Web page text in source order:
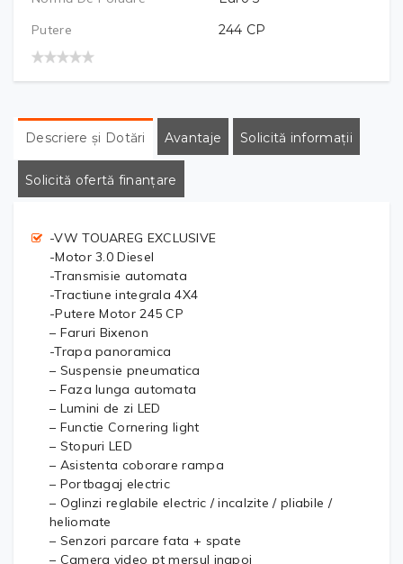
Putere
244 CP
Descriere și Dotări Avantaje Solicită informații
Solicită ofertă finanțare
-VW TOUAREG EXCLUSIVE
-Motor 3.0 Diesel
-Transmisie automata
-Tractiune integrala 4X4
-Putere Motor 245 CP
– Faruri Bixenon
-Trapa panoramica
– Suspensie pneumatica
– Faza lunga automata
– Lumini de zi LED
– Functie Cornering light
– Stopuri LED
– Asistenta coborare rampa
– Portbagaj electric
– Oglinzi reglabile electric / incalzite / pliabile /
heliomate
– Senzori parcare fata + spate
– Camera video pt mersul inapoi